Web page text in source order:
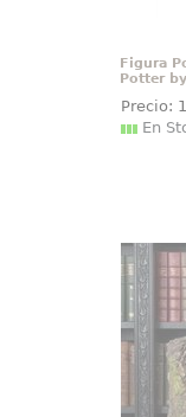
Figura
Potter
Precio:
En
con